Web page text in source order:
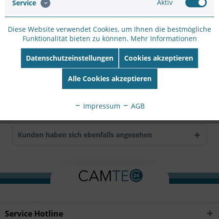
Hersteller Artikel-
Nr:
DHI-VTO4202F-MS
EAN:
6939554918445
Beschreibung
DHI-VTO4202F-P-S2 vorausgesetzt Ganze Höhemehr
Bewertungen lesen, schreiben und diskutieren...
Kunden haben sich ebenfalls angesehen
Service Hotline
Service Aktiv
Diese Website verwendet Cookies, um Ihnen die bestmögliche
Funktionalität bieten zu können. Mehr Informationen
Datenschutzeinstellungen Cookies akzeptieren
Alle Cookies akzeptieren
Impressum AGB